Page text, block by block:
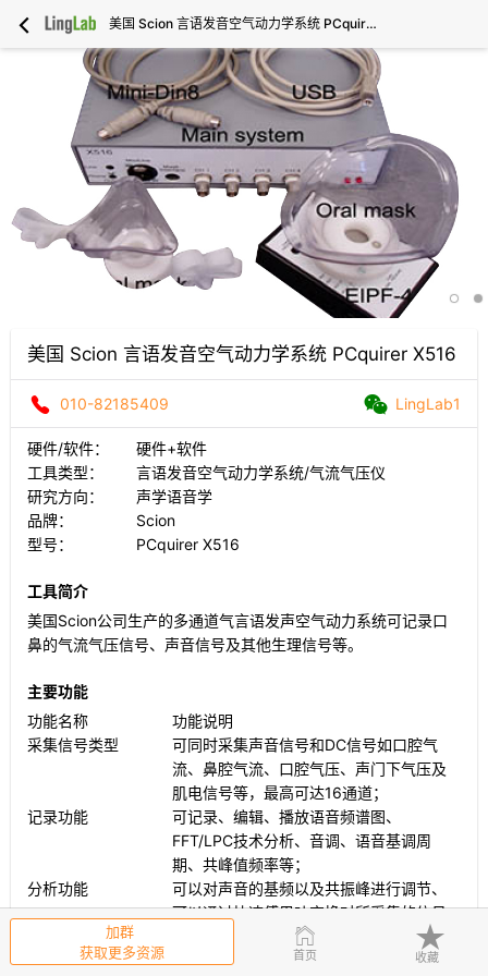
美国 Scion 言语发音空气动力学系统 PCquirer X516
美国 Scion 言语发音空气动力学系统 PCquirer X516
010-82185409 LingLab1
硬件/软件：
硬件+软件
工具类型：
言语发音空气动力学系统/气流气压仪
研究方向：
声学语音学
品牌：
Scion
型号：
PCquirer X516
工具简介
美国Scion公司生产的多通道气言语发声空气动力系统可记录口
鼻的气流气压信号、声音信号及其他生理信号等。
主要功能
功能名称
功能说明
采集信号类型
可同时采集声音信号和DC信号如口腔气
流、鼻腔气流、口腔气压、声门下气压及
肌电信号等，最高可达16通道；
记录功能
可记录、编辑、播放语音频谱图、
FFT/LPC技术分析、音调、语音基调周
期、共峰值频率等；
分析功能
可以对声音的基频以及共振峰进行调节、
可以通过快速傅里叶变换对所采集的信号
进行处理、可通过软件控制采样率、增益
和滤波；
加群
获取更多资源
首页 收藏